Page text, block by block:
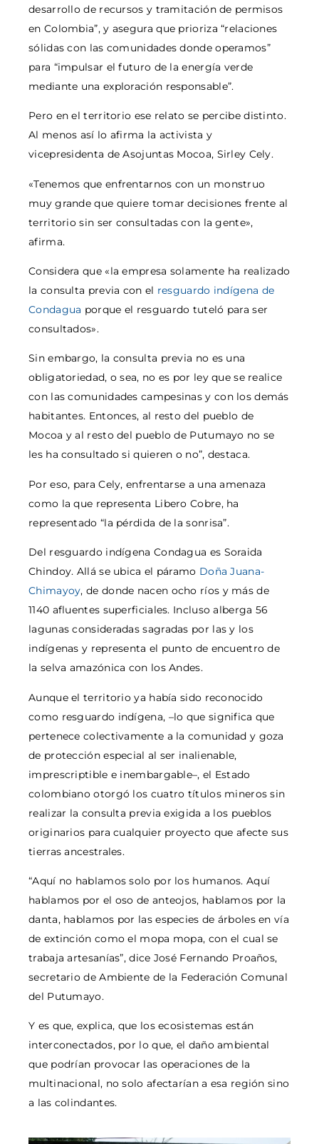
desarrollo de recursos y tramitación de permisos
en Colombia”, y asegura que prioriza “relaciones
sólidas con las comunidades donde operamos”
para “impulsar el futuro de la energía verde
mediante una exploración responsable”.
Pero en el territorio ese relato se percibe distinto.
Al menos así lo afirma la activista y
vicepresidenta de Asojuntas Mocoa, Sirley Cely.
«Tenemos que enfrentarnos con un monstruo
muy grande que quiere tomar decisiones frente al
territorio sin ser consultadas con la gente»,
afirma.
Considera que «la empresa solamente ha realizado
la consulta previa con el resguardo indígena de
Condagua porque el resguardo tuteló para ser
consultados».
Sin embargo, la consulta previa no es una
obligatoriedad, o sea, no es por ley que se realice
con las comunidades campesinas y con los demás
habitantes. Entonces, al resto del pueblo de
Mocoa y al resto del pueblo de Putumayo no se
les ha consultado si quieren o no”, destaca.
Por eso, para Cely, enfrentarse a una amenaza
como la que representa Libero Cobre, ha
representado “la pérdida de la sonrisa”.
Del resguardo indígena Condagua es Soraida
Chindoy. Allá se ubica el páramo Doña Juana-
Chimayoy, de donde nacen ocho ríos y más de
1140 afluentes superficiales. Incluso alberga 56
lagunas consideradas sagradas por las y los
indígenas y representa el punto de encuentro de
la selva amazónica con los Andes.
Aunque el territorio ya había sido reconocido
como resguardo indígena, –lo que significa que
pertenece colectivamente a la comunidad y goza
de protección especial al ser inalienable,
imprescriptible e inembargable–, el Estado
colombiano otorgó los cuatro títulos mineros sin
realizar la consulta previa exigida a los pueblos
originarios para cualquier proyecto que afecte sus
tierras ancestrales.
“Aquí no hablamos solo por los humanos. Aquí
hablamos por el oso de anteojos, hablamos por la
danta, hablamos por las especies de árboles en vía
de extinción como el mopa mopa, con el cual se
trabaja artesanías”, dice José Fernando Proaños,
secretario de Ambiente de la Federación Comunal
del Putumayo.
Y es que, explica, que los ecosistemas están
interconectados, por lo que, el daño ambiental
que podrían provocar las operaciones de la
multinacional, no solo afectarían a esa región sino
a las colindantes.